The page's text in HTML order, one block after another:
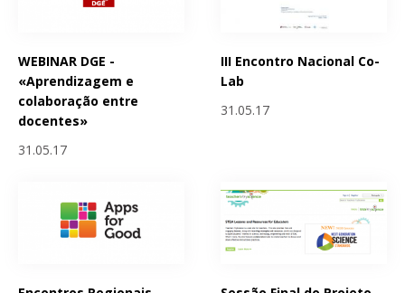
WEBINAR DGE -
«Aprendizagem e
colaboração entre
docentes»
31.05.17
III Encontro Nacional Co-
Lab
31.05.17